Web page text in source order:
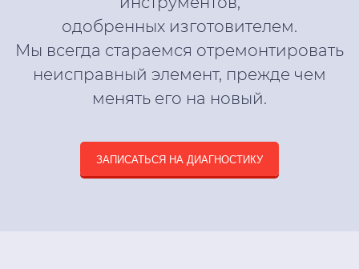
одобренных изготовителем.
Мы всегда стараемся отремонтировать
неисправный элемент, прежде чем
менять его на новый.
ЗАПИСАТЬСЯ НА ДИАГНОСТИКУ